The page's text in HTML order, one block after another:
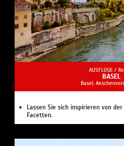
AUSFLÜGE /
BASEL
Basel,
Lassen Sie sich inspirieren von
Facetten.